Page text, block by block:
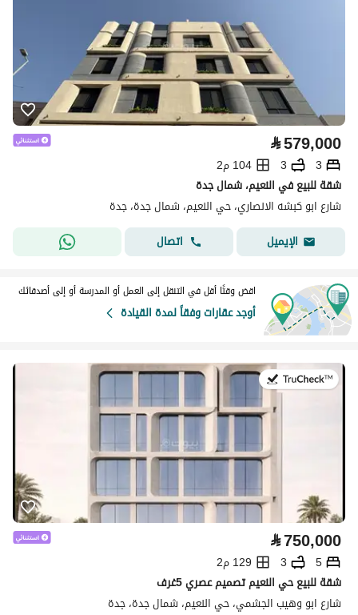
⃁579,000
3
3
104 م2
شقة للبيع في النعيم، شمال جدة
شارع ابو كبشه الانصاري، حي النعيم، شمال جدة، جدة
الإيميل
اتصال
اقض وقتًا أقل في التنقل إلى العمل أو المدرسة أو إلى أصدقائك
أوجد عقارات وفقاً لمدة القيادة
في:25 يوليو 2026
⃁750,000
5
3
129 م2
شقة للبيع حي النعيم تصميم عصري 5غرف
شارع ابو وهيب الجشمي، حي النعيم، شمال جدة، جدة